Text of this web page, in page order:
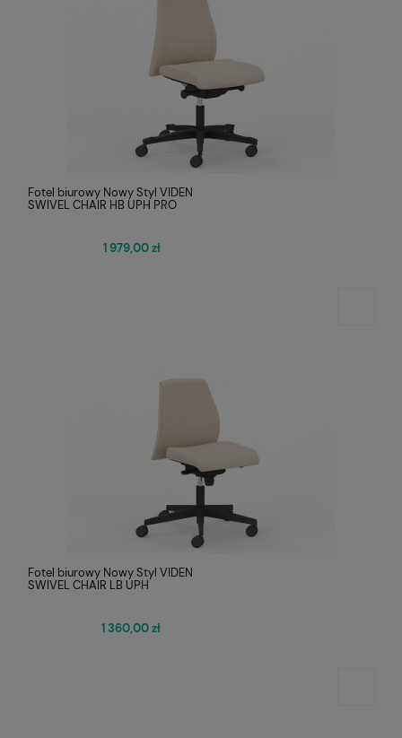
Fotel biurowy Nowy Styl VIDEN
SWIVEL CHAIR HB UPH PRO
1 979,00 zł
Fotel biurowy Nowy Styl VIDEN
SWIVEL CHAIR LB UPH
1 360,00 zł